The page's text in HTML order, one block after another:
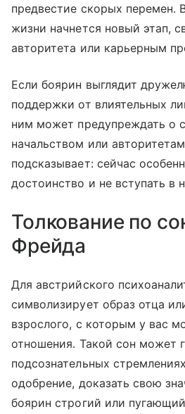
предвестие скорых перемен.
жизни начнется новый этап,
авторитета или карьерным
Если боярин выглядит
поддержки от влиятельных
ним может предупреждать о
начальством или
подсказывает: сейчас
достоинство и не вступать в
Толкование по
Фрейда
Для австрийского
символизирует образ отца
взрослого, с которым у вас
отношения. Такой сон может
подсознательных
одобрение, доказать свою
боярин строгий или